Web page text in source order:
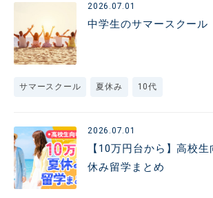
2026.07.01
中学生のサマースクール
サマースクール 夏休み 10代
2026.07.01
【10万円台から】高校
休み留学まとめ